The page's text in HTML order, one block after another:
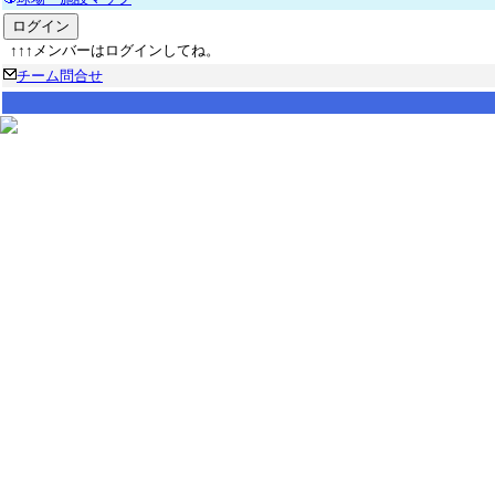
↑↑↑メンバーはログインしてね。
チーム問合せ